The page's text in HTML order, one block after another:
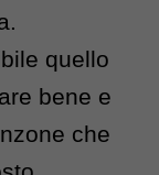
quello
bene e
che